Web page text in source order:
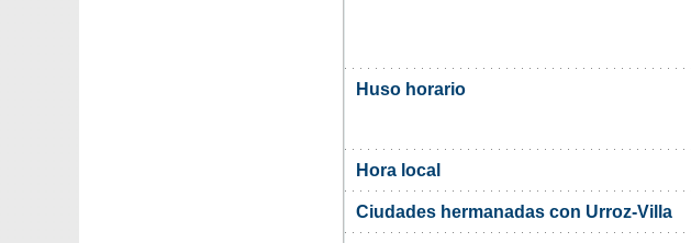
Huso horario
Hora local
Ciudades hermanadas con Urroz-Villa